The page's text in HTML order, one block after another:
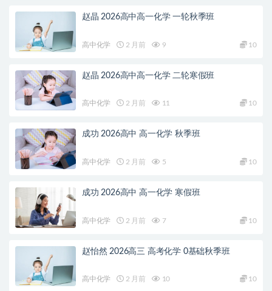
赵晶 2026高中高一化学 一轮秋季班
高中化学 2 月前 9 10
赵晶 2026高中高一化学 二轮寒假班
高中化学 2 月前 11 10
成功 2026高中 高一化学 秋季班
高中化学 2 月前 5 10
成功 2026高中 高一化学 寒假班
高中化学 2 月前 7 10
赵怡然 2026高三 高考化学 0基础秋季班
高中化学 2 月前 10 10